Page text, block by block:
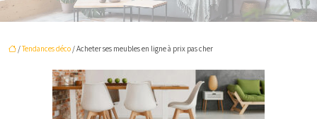
/Tendances déco / Acheter ses meubles en ligne à prix pas cher